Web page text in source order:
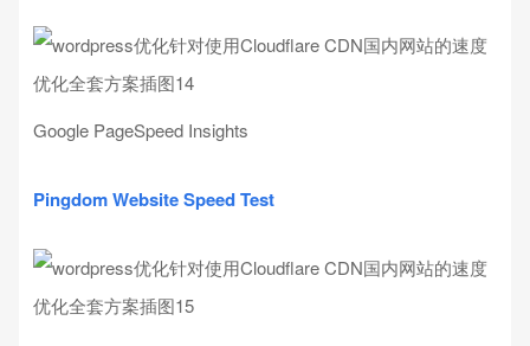
Google PageSpeed Insights
Pingdom Website Speed Test